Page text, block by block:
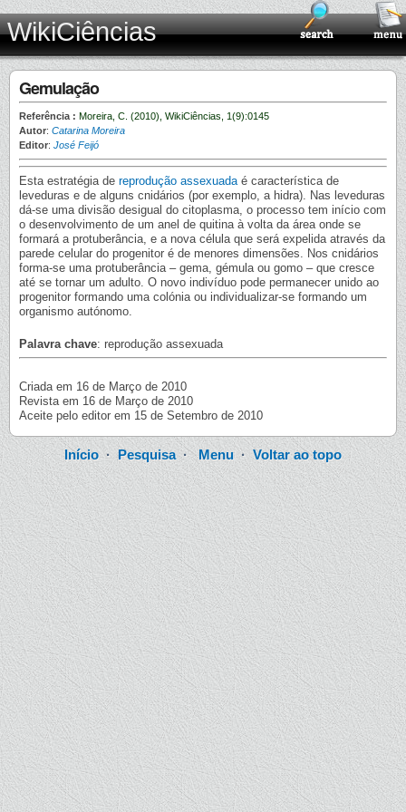
WikiCiências
Gemulação
Referência : Moreira, C. (2010), WikiCiências, 1(9):0145
Autor: Catarina Moreira
Editor: José Feijó
Esta estratégia de reprodução assexuada é característica de
leveduras e de alguns cnidários (por exemplo, a hidra). Nas leveduras
dá-se uma divisão desigual do citoplasma, o processo tem início com
o desenvolvimento de um anel de quitina à volta da área onde se
formará a protuberância, e a nova célula que será expelida através da
parede celular do progenitor é de menores dimensões. Nos cnidários
forma-se uma protuberância – gema, gémula ou gomo – que cresce
até se tornar um adulto. O novo indivíduo pode permanecer unido ao
progenitor formando uma colónia ou individualizar-se formando um
organismo autónomo.
Palavra chave: reprodução assexuada
Criada em 16 de Março de 2010
Revista em 16 de Março de 2010
Aceite pelo editor em 15 de Setembro de 2010
Início·Pesquisa·Menu ·Voltar ao topo